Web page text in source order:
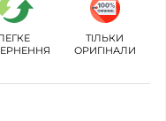
ТІЛЬКИ
ОРИГІНАЛИ